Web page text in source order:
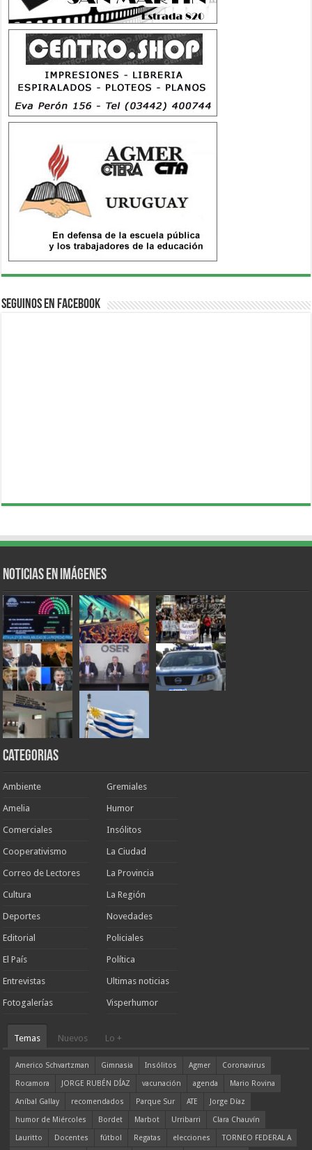
Seguinos en Facebook
Noticias en Imágenes
Categorias
Ambiente
Amelia
Comerciales
Cooperativismo
Correo de Lectores
Cultura
Deportes
Editorial
El País
Entrevistas
Fotogalerías
Gremiales
Humor
Insólitos
La Ciudad
La Provincia
La Región
Novedades
Policiales
Política
Ultimas noticias
Visperhumor
Temas Nuevos Lo +
Americo Schvartzman Gimnasia Insólitos Agmer
Coronavirus
Rocamora
JORGE RUBÉN DÍAZ vacunación agenda
Mario Rovina
Aníbal Gallay
recomendados Parque Sur ATE
Jorge Díaz
humor de Miércoles
Bordet Marbot Urribarri
Clara Chauvín
Lauritto
Docentes fútbol Regatas elecciones TORNEO FEDERAL A